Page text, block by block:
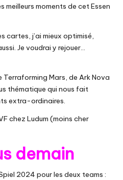
meilleurs moments de cet Essen
cartes, j’ai mieux optimisé,
Je voudrai y rejouer…
Terraforming Mars, de Ark Nova
thématique qui nous fait
extra-ordinaires.
chez Ludum (moins cher
demain
2024 pour les deux teams :